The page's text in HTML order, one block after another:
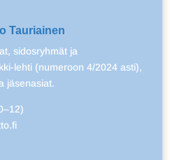
Tauriainen
sidosryhmät ja
lehti (numeroon 4/2024 asti),
jäsenasiat.